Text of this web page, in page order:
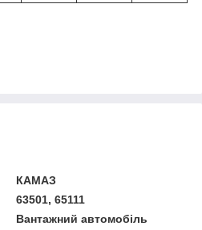
КАМАЗ
63501, 65111
Вантажний автомобіль